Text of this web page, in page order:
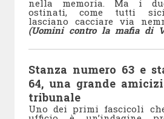
nella memoria. Ma i
ostinati, come tutti
lasciano cacciare via
(Uomini contro la mafia di
Stanza numero 63 e
64, una grande
tribunale
Uno dei primi fascicoli